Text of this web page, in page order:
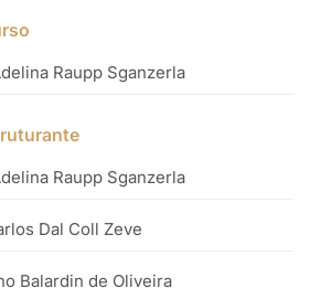
Raupp Sganzerla
Raupp Sganzerla
Dal Coll Zeve
Balardin de Oliveira